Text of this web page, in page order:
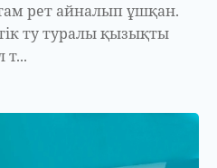
рет айналып ұшқан.
ту туралы қызықты
т...